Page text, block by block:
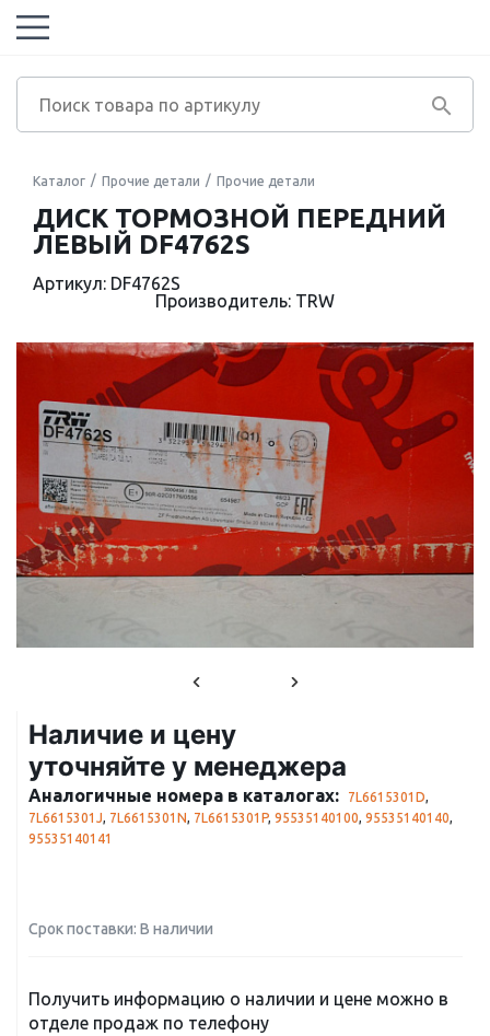
Каталог Прочие детали Прочие детали
ДИСК ТОРМОЗНОЙ ПЕРЕДНИЙ
ЛЕВЫЙ DF4762S
Артикул: DF4762S
Производитель: TRW
Наличие и цену
уточняйте у менеджера
Аналогичные номера в каталогах: 7L6615301D,
7L6615301J, 7L6615301N, 7L6615301P, 95535140100, 95535140140,
95535140141
Срок поставки: В наличии
Получить информацию о наличии и цене можно в
отделе продаж по телефону